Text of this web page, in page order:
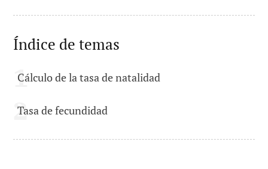
Índice de temas
Cálculo de la tasa de natalidad
Tasa de fecundidad